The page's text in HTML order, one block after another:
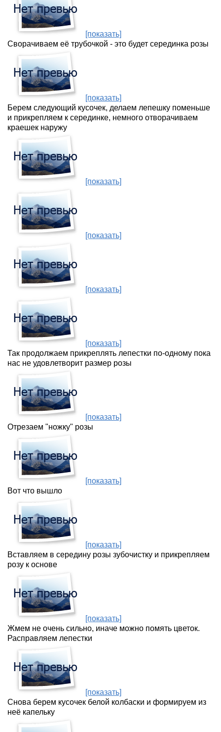
[показать]
Сворачиваем её трубочкой - это будет серединка розы
[показать]
Берем следующий кусочек, делаем лепешку поменьше
и прикрепляем к серединке, немного отворачиваем
краешек наружу
[показать]
[показать]
[показать]
[показать]
Так продолжаем прикреплять лепестки по-одному пока
нас не удовлетворит размер розы
[показать]
Отрезаем "ножку" розы
[показать]
Вот что вышло
[показать]
Вставляем в середину розы зубочистку и прикрепляем
розу к основе
[показать]
Жмем не очень сильно, иначе можно помять цветок.
Расправляем лепестки
[показать]
Снова берем кусочек белой колбаски и формируем из
неё капельку